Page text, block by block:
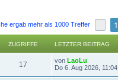
ergab mehr als 1000 Treffer Seite1
ZUGRIFFE LETZTER BEITRAG
17 von LaoLu
Do 6. Aug 2026, 11:04